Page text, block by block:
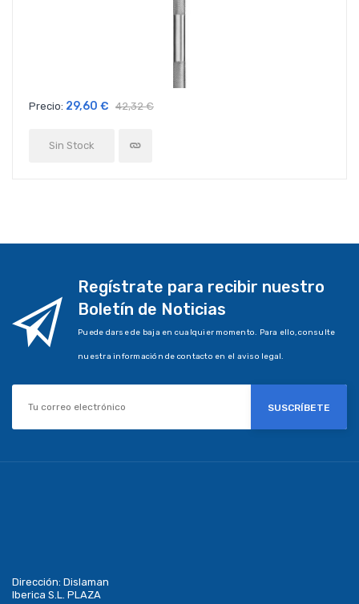
Precio: 29,60 € 42,32 €
Sin Stock
Regístrate para recibir nuestro
Boletín de Noticias
Puede darse de baja en cualquier momento. Para ello, consulte
nuestra información de contacto en el aviso legal.
SUSCRÍBETE
Dirección: Dislaman
Iberica S.L. PLAZA